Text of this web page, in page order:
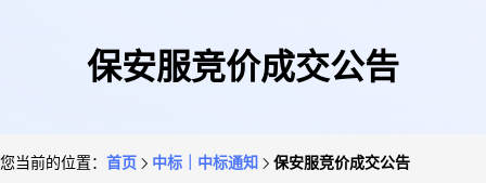
保安服竞价成交公告
您当前的位置： 首页 中标｜中标通知 保安服竞价成交公告